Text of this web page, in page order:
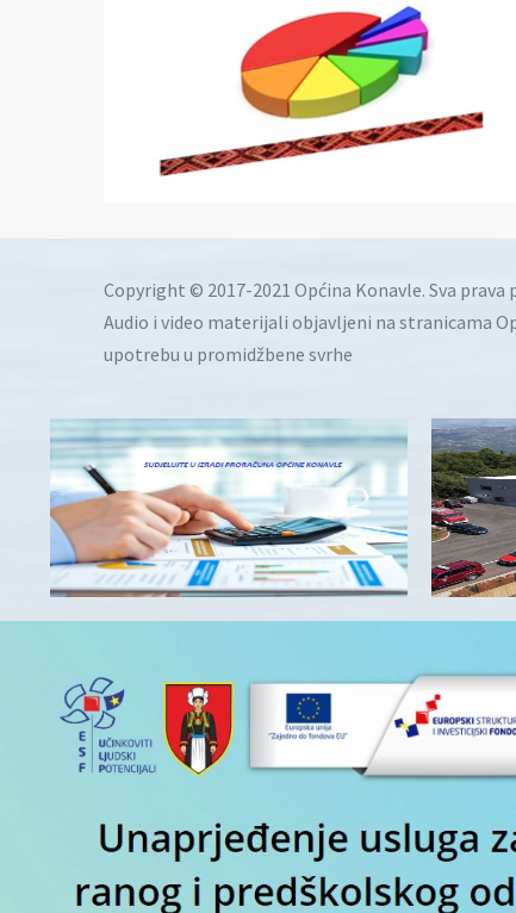
Copyright © 2017-2021 Općina Konavle. Sva prava
Audio i video materijali objavljeni na stranicama
upotrebu u promidžbene svrhe